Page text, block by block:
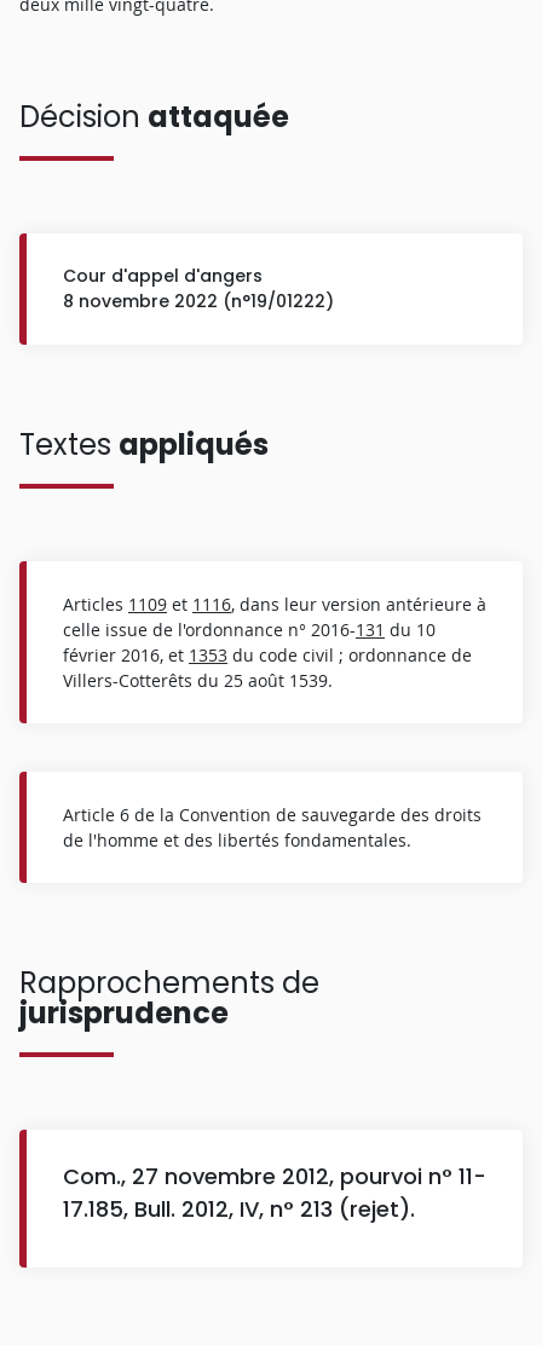
Décision attaquée
Cour d'appel d'angers
8 novembre 2022 (n°19/01222)
Textes appliqués
Articles 1109 et 1116, dans leur version antérieure à
celle issue de l'ordonnance n° 2016-131 du 10
février 2016, et 1353 du code civil ; ordonnance de
Villers-Cotterêts du 25 août 1539.
Article 6 de la Convention de sauvegarde des droits
de l'homme et des libertés fondamentales.
Rapprochements de
jurisprudence
Com., 27 novembre 2012, pourvoi n° 11-
17.185, Bull. 2012, IV, n° 213 (rejet).